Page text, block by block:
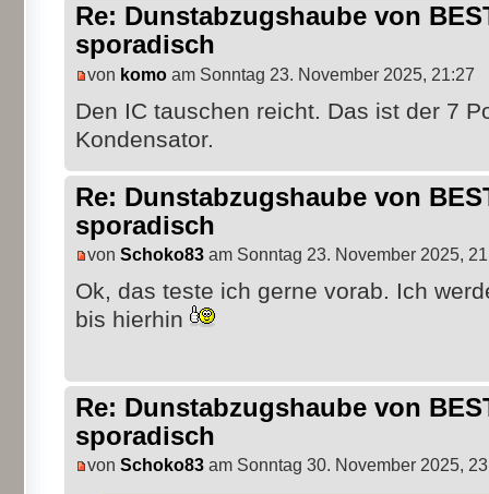
Re: Dunstabzugshaube von
sporadisch
von komo am Sonntag 23. November 2025, 21:27
Den IC tauschen reicht. Das ist der 7
Kondensator.
Re: Dunstabzugshaube von
sporadisch
von Schoko83 am Sonntag 23. November 2025,
Ok, das teste ich gerne vorab. Ich
bis hierhin
Re: Dunstabzugshaube von
sporadisch
von Schoko83 am Sonntag 30. November 2025,